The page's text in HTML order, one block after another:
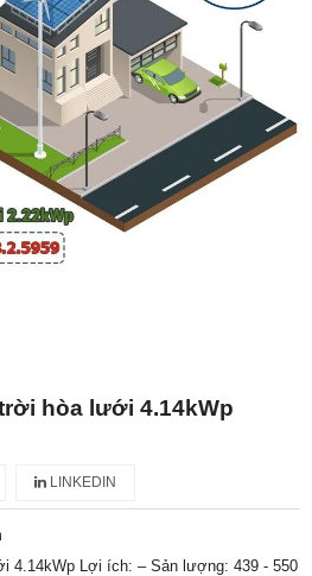
hòa lưới 4.14kWp
LINKEDIN
4.14kWp Lợi ích: – Sản lượng: 439 - 550